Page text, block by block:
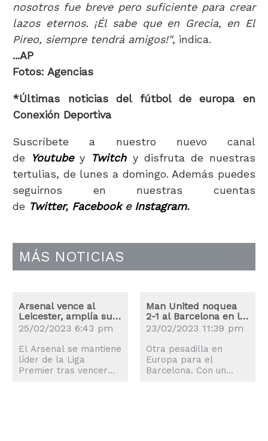
nosotros fue breve pero suficiente para crear
lazos eternos. ¡Él sabe que en Grecia, en El
Pireo, siempre tendrá amigos!", indica.
...AP
Fotos: Agencias
*Últimas noticias del fútbol de europa en
Conexión Deportiva
Suscríbete a nuestro nuevo canal
de
Youtubey Twitchy disfruta de nuestras
tertulias, de lunes a domingo. Además puedes
seguirnos en nuestras cuentas
de Twitter, Facebooke Instagram.
MÁS NOTICIAS
Arsenal vence al
Leicester, amplía su
ventaja en el liderato
25/02/2023 6:43 pm
El Arsenal se mantiene
líder de la Liga
Premier tras vencer
Man United noquea
2-1 al Barcelona en la
Liga Europa
23/02/2023 11:39 pm
Otra pesadilla en
Europa para el
Barcelona. Con un